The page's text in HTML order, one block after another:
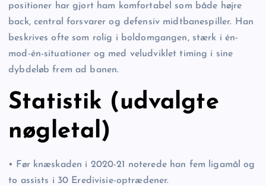
positioner har gjort ham komfortabel som både højre
back, central forsvarer og defensiv midtbanespiller. Han
beskrives ofte som rolig i boldomgangen, stærk i én-
mod-én-situationer og med veludviklet timing i sine
dybdeløb frem ad banen.
Statistik (udvalgte
nøgletal)
• Før knæskaden i 2020-21 noterede han fem ligamål og
to assists i 30 Eredivisie-optrædener.